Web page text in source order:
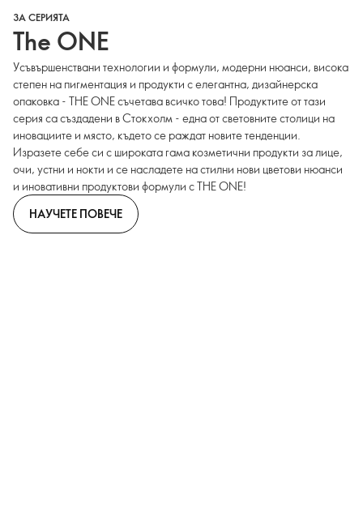
ЗА СЕРИЯТА
The ONE
Усъвършенствани технологии и формули, модерни нюанси, висока
степен на пигментация и продукти с елегантна, дизайнерска
опаковка - THE ONE съчетава всичко това! Продуктите от тази
серия са създадени в Стокхолм - една от световните столици на
иновациите и място, където се раждат новите тенденции.
Изразете себе си с широката гама козметични продукти за лице,
очи, устни и нокти и се насладете на стилни нови цветови нюанси
и иновативни продуктови формули с THE ONE!
НАУЧЕТЕ ПОВЕЧЕ